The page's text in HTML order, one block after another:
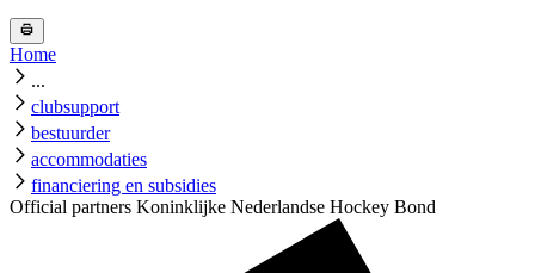
Home
...
clubsupport
bestuurder
accommodaties
financiering en subsidies
Official partners Koninklijke Nederlandse Hockey Bond